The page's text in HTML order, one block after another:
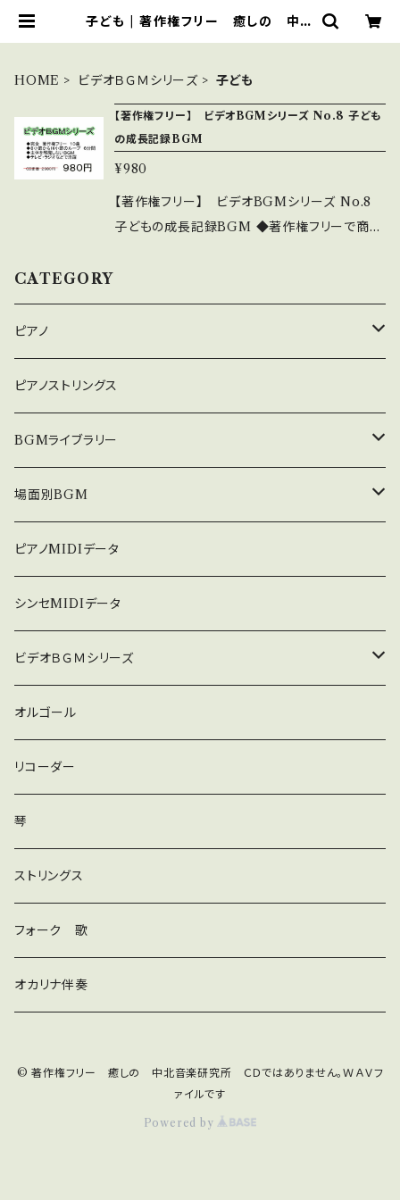
子ども | 著作権フリー 癒しの 中北
HOME
ビデオＢＧＭシリーズ 子ども
【著作権フリー】 ビデオBGMシリーズ No.8 子ども
の成長記録BGM
¥980
【著作権フリー】 ビデオBGMシリーズ No.8
子どもの成長記録BGM ◆著作権フリーで商用
できる ◆主体を邪魔しない淡々とした編曲 ◆
テレビ・ラジオ等々で大活躍 ◆このシリーズは、
CATEGORY
ピアノ
癒しのピアノ
中北利男 夢シリーズ
５０８曲シリーズ
３６０曲シリーズ
ピアノストリングス
BGMライブラリー
オルゴール
場面別BGM
悲しい
暗い
普通
ピアノMIDIデータ
シンセMIDIデータ
ビデオＢＧＭシリーズ
ロック
ラテン
ダンス
和風
京都
ストリングス
子ども
オルゴール
リコーダー
琴
ストリングス
フォーク 歌
オカリナ伴奏
© 著作権フリー 癒しの 中北音楽研究所 ＣＤではありません。ＷＡＶフ
ァイルです
Powered by